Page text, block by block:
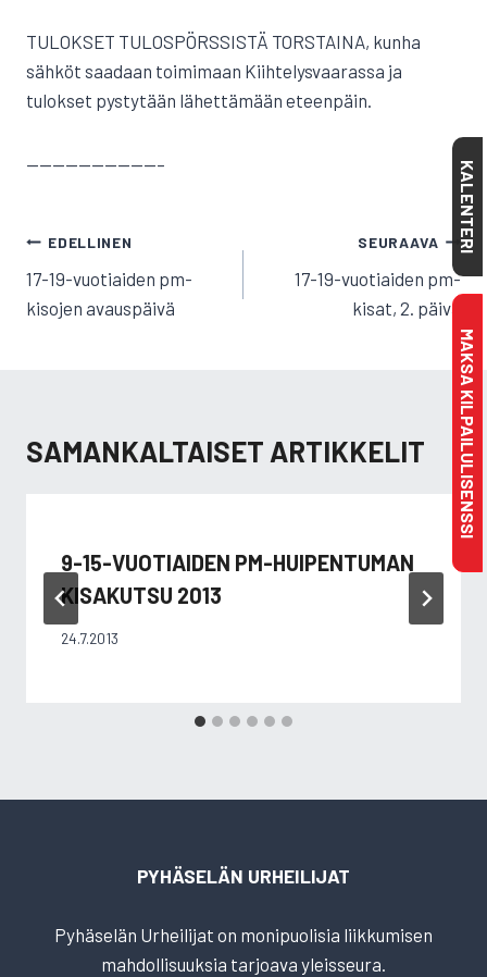
TULOKSET TULOSPÖRSSISTÄ TORSTAINA, kunha
sähköt saadaan toimimaan Kiihtelysvaarassa ja
tulokset pystytään lähettämään eteenpäin.
——————————–
ARTIKKELIEN
SELAUS
EDELLINEN
17-19-vuotiaiden pm-
kisojen avauspäivä
SEURAAVA
17-19-vuotiaiden pm-
kisat, 2. päivä
SAMANKALTAISET ARTIKKELIT
9-15-VUOTIAIDEN PM-HUIPENTUMAN
KISAKUTSU 2013
24.7.2013
PYHÄSELÄN URHEILIJAT
Pyhäselän Urheilijat on monipuolisia liikkumisen
mahdollisuuksia tarjoava yleisseura.
KALENTERI
MAKSA KILPAILULISENSSI